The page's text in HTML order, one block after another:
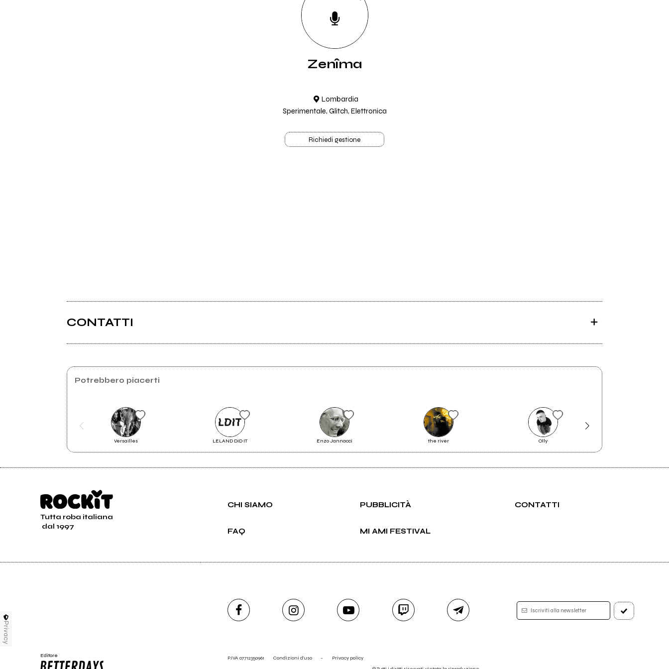
Zenîma
Lombardia
Sperimentale, Glitch, Elettronica
Richiedi gestione
CONTATTI
Richiedi la gestione
Potrebbero piacerti
Versailles LELAND DID IT Enzo Jannacci the river Olly
Tutta roba italiana
dal 1997
CHI SIAMO PUBBLICITÀ CONTATTI
FAQ MI AMI FESTIVAL
Iscriviti alla newsletter
Editore P.IVA 07712350961 Condizioni d'uso -
Privacy policy
Privacy